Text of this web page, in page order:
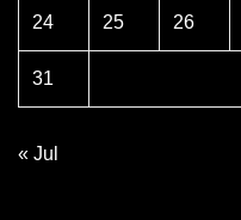
24 25 26
31
« Jul